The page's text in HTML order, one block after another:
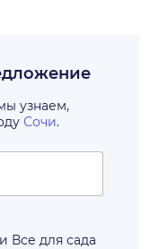
узнаем,
Сочи.
Все для сада